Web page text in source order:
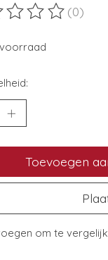
van dit
(0)
Toevoegen
om te